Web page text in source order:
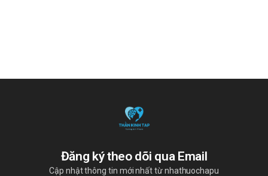
Đăng ký theo dõi qua Email
Cập nhật thông tin mới nhất từ nhathuochapu